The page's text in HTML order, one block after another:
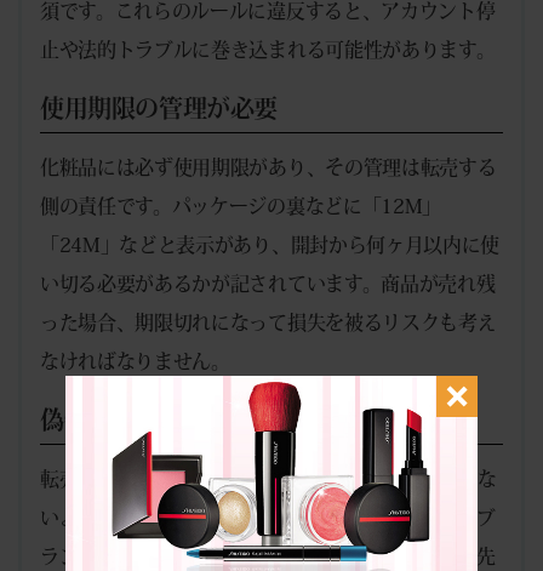
須です。これらのルールに違反すると、アカウント停
止や法的トラブルに巻き込まれる可能性があります。
使用期限の管理が必要
化粧品には必ず使用期限があり、その管理は転売する
側の責任です。パッケージの裏などに「12M」
「24M」などと表示があり、開封から何ヶ月以内に使
い切る必要があるかが記されています。商品が売れ残
った場合、期限切れになって損失を被るリスクも考え
なければなりません。
偽物や模倣品のリスク
転売目的で仕入れる際は、偽物や模倣品を掴まされな
いよう細心の注意を払う必要があります。特に人気ブ
ランドの化粧品は偽物が多く出回っています。仕入先